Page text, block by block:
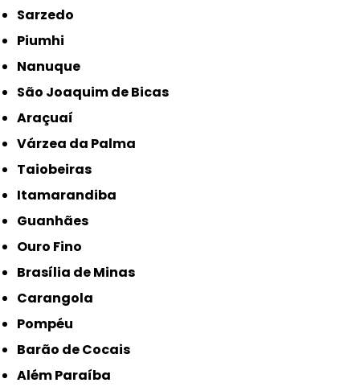
Sarzedo
Piumhi
Nanuque
São Joaquim de Bicas
Araçuaí
Várzea da Palma
Taiobeiras
Itamarandiba
Guanhães
Ouro Fino
Brasília de Minas
Carangola
Pompéu
Barão de Cocais
Além Paraíba